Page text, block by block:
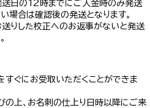
日の12時までにご入金時のみ発送
場合は確認後の発送となります。
りした校正へのお返事がないと発送
ぐにお受取いただくことができま
上、お名刺の仕上り日時以降にご来